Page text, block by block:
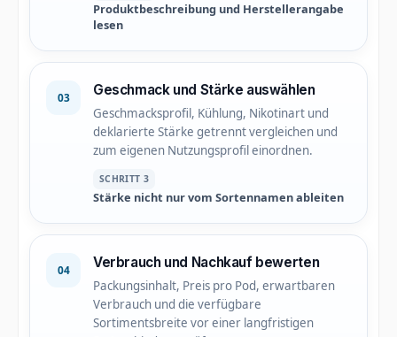
Produktbeschreibung und Herstellerangabe
lesen
03 Geschmack und Stärke auswählen
Geschmacksprofil, Kühlung, Nikotinart und
deklarierte Stärke getrennt vergleichen und
zum eigenen Nutzungsprofil einordnen.
SCHRITT 3
Stärke nicht nur vom Sortennamen ableiten
04 Verbrauch und Nachkauf bewerten
Packungsinhalt, Preis pro Pod, erwartbaren
Verbrauch und die verfügbare
Sortimentsbreite vor einer langfristigen